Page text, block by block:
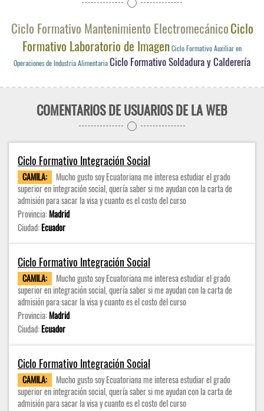
Ciclo Formativo Mantenimiento ElectromecánicoCiclo
Formativo Laboratorio de ImagenCiclo Formativo Auxiliar en
Operaciones de Industria AlimentariaCiclo Formativo Soldadura y Calderería
COMENTARIOS DE USUARIOS DE LA WEB
Ciclo Formativo Integración Social
CAMILA:
Mucho gusto soy Ecuatoriana me interesa estudiar el grado
superior en integración social, quería saber si me ayudan con la carta de
admisión para sacar la visa y cuanto es el costo del curso
Provincia:Madrid
Ciudad:Ecuador
Ciclo Formativo Integración Social
CAMILA:
Mucho gusto soy Ecuatoriana me interesa estudiar el grado
superior en integración social, quería saber si me ayudan con la carta de
admisión para sacar la visa y cuanto es el costo del curso
Provincia:Madrid
Ciudad:Ecuador
Ciclo Formativo Integración Social
CAMILA:
Mucho gusto soy Ecuatoriana me interesa estudiar el grado
superior en integración social, quería saber si me ayudan con la carta de
admisión para sacar la visa y cuanto es el costo del curso